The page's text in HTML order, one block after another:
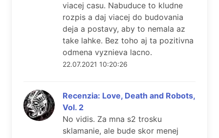
viacej casu. Nabuduce to kludne
rozpis a daj viacej do budovania
deja a postavy, aby to nemala az
take lahke. Bez toho aj ta pozitivna
odmena vyznieva lacno.
22.07.2021 10:20:26
Recenzia: Love, Death and Robots,
Vol. 2
No vidis. Za mna s2 trosku
sklamanie, ale bude skor menej